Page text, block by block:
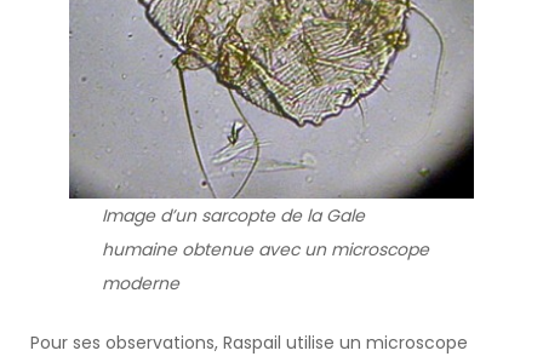
Image d’un sarcopte de la Gale
humaine obtenue avec un microscope
moderne
Pour ses observations, Raspail utilise un microscope